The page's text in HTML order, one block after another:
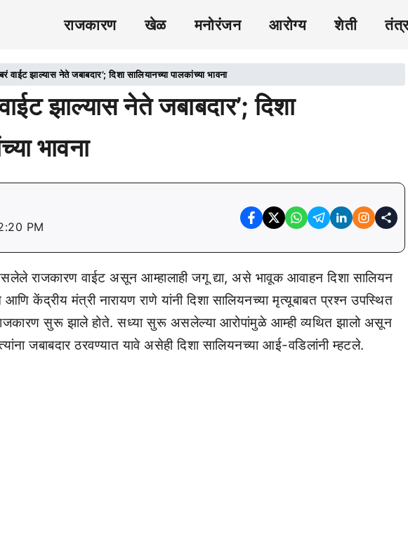
राजकारण खेळ मनोरंजन आरोग्य शेती
वाईट झाल्यास नेते जबाबदार’; दिशा सालियानच्या पालकांच्या भावना
झाल्यास नेते जबाबदार’; दिशा
भावना
PM
राजकारण वाईट असून आम्हालाही जगू द्या, असे भावूक आवाहन दिशा सालियन
केंद्रीय मंत्री नारायण राणे यांनी दिशा सालियनच्या मृत्यूबाबत प्रश्न उपस्थित
राजकारण सुरू झाले होते. सध्या सुरू असलेल्या आरोपांमुळे आम्ही व्यथित झालो असून
जबाबदार ठरवण्यात यावे असेही दिशा सालियनच्या आई-वडिलांनी म्हटले.